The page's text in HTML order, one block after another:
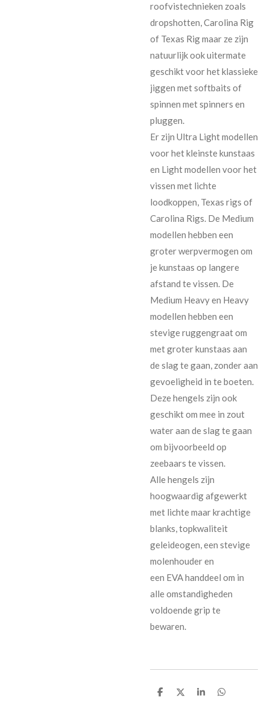
roofvistechnieken zoals
dropshotten, Carolina Rig
of Texas Rig maar ze zijn
natuurlijk ook uitermate
geschikt voor het klassieke
jiggen met softbaits of
spinnen met spinners en
pluggen.
Er zijn Ultra Light modellen
voor het kleinste kunstaas
en Light modellen voor het
vissen met lichte
loodkoppen, Texas rigs of
Carolina Rigs. De Medium
modellen hebben een
groter werpvermogen om
je kunstaas op langere
afstand te vissen. De
Medium Heavy en Heavy
modellen hebben een
stevige ruggengraat om
met groter kunstaas aan
de slag te gaan, zonder aan
gevoeligheid in te boeten.
Deze hengels zijn ook
geschikt om mee in zout
water aan de slag te gaan
om bijvoorbeeld op
zeebaars te vissen.
Alle hengels zijn
hoogwaardig afgewerkt
met lichte maar krachtige
blanks, topkwaliteit
geleideogen, een stevige
molenhouder en
een EVAhanddeel om in
alle omstandigheden
voldoende grip te
bewaren.
D
D
S
D